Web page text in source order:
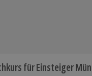
für Einsteiger